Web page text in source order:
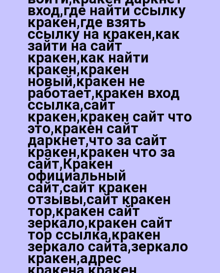
вход,где найти ссылку
кракен,где взять
ссылку на кракен,как
зайти на сайт
кракен,как найти
кракен,кракен
новый,кракен не
работает,кракен вход
ссылка,сайт
кракен,кракен сайт что
это,кракен сайт
даркнет,что за сайт
кракен,кракен что за
сайт,Кракен
официальный
сайт,сайт кракен
отзывы,сайт кракен
тор,кракен сайт
зеркало,кракен сайт
тор ссылка,кракен
зеркало сайта,зеркало
кракен,адрес